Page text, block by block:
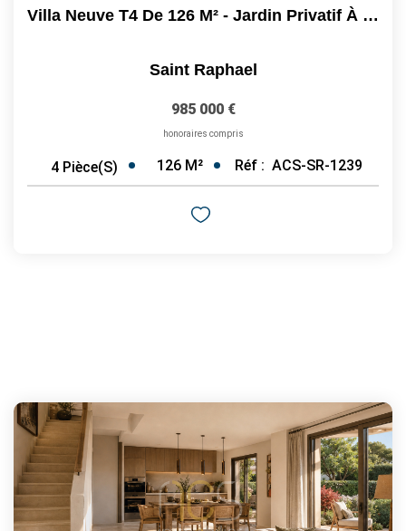
Villa Neuve T4 De 126 M² - Jardin Privatif À Saint-Raphaël...
Saint Raphael
985 000 €
honoraires compris
4 Pièce(s) 126 M² Réf : ACS-SR-1239